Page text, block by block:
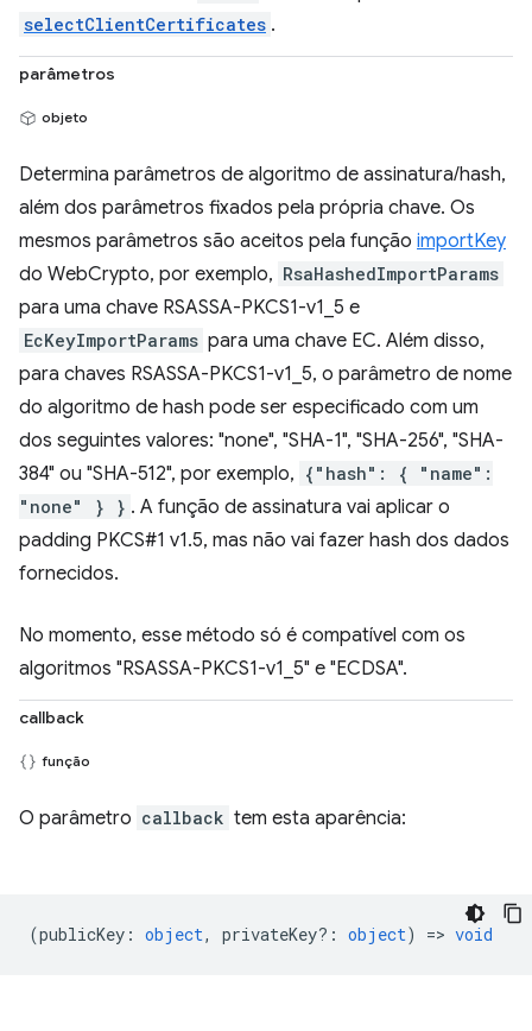
selectClientCertificates .
parâmetros
objeto
Determina parâmetros de algoritmo de assinatura/hash,
além dos parâmetros fixados pela própria chave. Os
mesmos parâmetros são aceitos pela função importKey
do WebCrypto, por exemplo, RsaHashedImportParams
para uma chave RSASSA-PKCS1-v1_5 e
EcKeyImportParams para uma chave EC. Além disso,
para chaves RSASSA-PKCS1-v1_5, o parâmetro de nome
do algoritmo de hash pode ser especificado com um
dos seguintes valores: "none", "SHA-1", "SHA-256", "SHA-
384" ou "SHA-512", por exemplo, {"hash": { "name":
"none" } } . A função de assinatura vai aplicar o
padding PKCS#1 v1.5, mas não vai fazer hash dos dados
fornecidos.
No momento, esse método só é compatível com os
algoritmos "RSASSA-PKCS1-v1_5" e "ECDSA".
callback
função
O parâmetro callback tem esta aparência:
(publicKey : object, privateKey? : object) => void